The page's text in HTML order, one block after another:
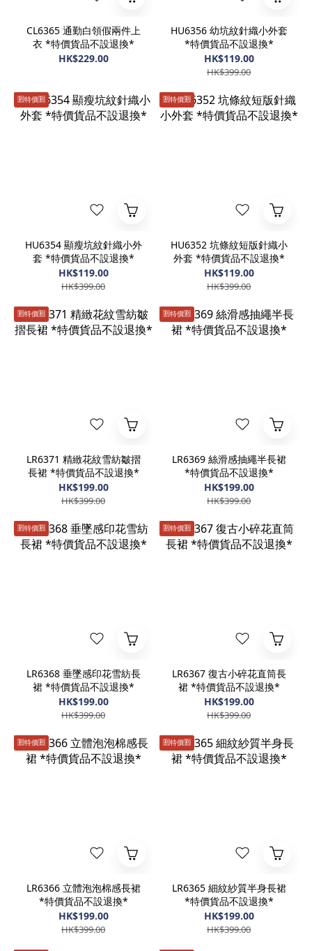
CL6365 通勤白領假兩件上
衣 *特價貨品不設退換*
HK$229.00
HU6356 幼坑紋針織小外套
*特價貨品不設退換*
HK$119.00
HK$399.00
🈹️特價🈹️
HU6354 顯瘦坑紋針織小外
套 *特價貨品不設退換*
HK$119.00
HK$399.00
🈹️特價🈹️
HU6352 坑條紋短版針織小
外套 *特價貨品不設退換*
HK$119.00
HK$399.00
🈹️特價🈹️
LR6371 精緻花紋雪紡皺摺
長裙 *特價貨品不設退換*
HK$199.00
HK$399.00
🈹️特價🈹️
LR6369 絲滑感抽繩半長裙
*特價貨品不設退換*
HK$199.00
HK$399.00
🈹️特價🈹️
LR6368 垂墜感印花雪紡長
裙 *特價貨品不設退換*
HK$199.00
HK$399.00
🈹️特價🈹️
LR6367 復古小碎花直筒長
裙 *特價貨品不設退換*
HK$199.00
HK$399.00
🈹️特價🈹️
LR6366 立體泡泡棉感長裙
*特價貨品不設退換*
HK$199.00
HK$399.00
🈹️特價🈹️
LR6365 細紋紗質半身長裙
*特價貨品不設退換*
HK$199.00
HK$399.00